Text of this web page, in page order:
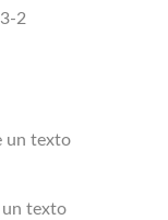
2
un texto
un texto